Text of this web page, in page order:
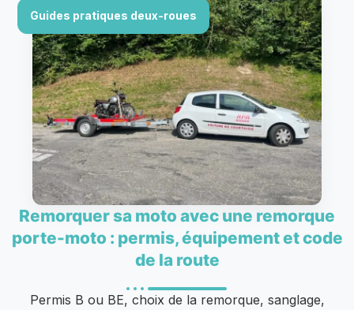
Guides pratiques deux-roues
Remorquer sa moto avec une remorque
porte-moto : permis, équipement et code
de la route
Permis B ou BE, choix de la remorque, sanglage,